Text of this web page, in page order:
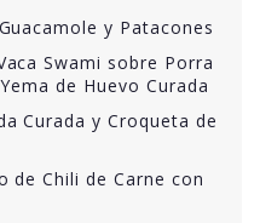
y Patacones
Swami sobre Porra
de Huevo Curada
Curada y Croqueta de
de Chili de Carne con